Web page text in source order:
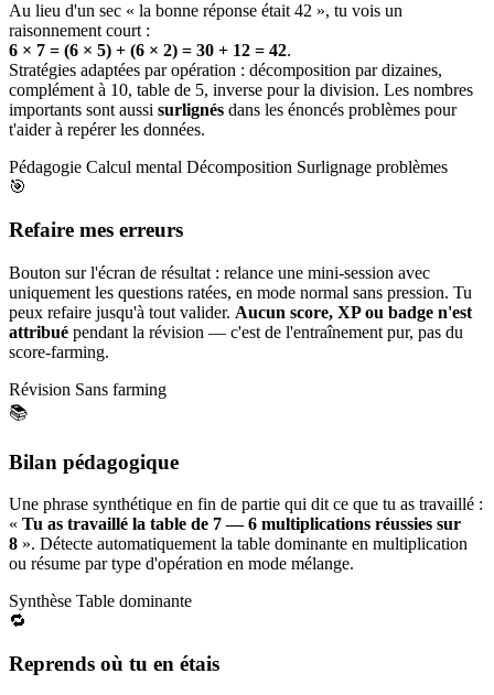
Au lieu d'un sec « la bonne réponse était 42 », tu vois un
raisonnement court :
6 × 7 = (6 × 5) + (6 × 2) = 30 + 12 = 42.
Stratégies adaptées par opération : décomposition par dizaines,
complément à 10, table de 5, inverse pour la division. Les nombres
importants sont aussi surlignés dans les énoncés problèmes pour
t'aider à repérer les données.
Pédagogie Calcul mental Décomposition Surlignage problèmes
🎯
Refaire mes erreurs
Bouton sur l'écran de résultat : relance une mini-session avec
uniquement les questions ratées, en mode normal sans pression. Tu
peux refaire jusqu'à tout valider. Aucun score, XP ou badge n'est
attribué pendant la révision — c'est de l'entraînement pur, pas du
score-farming.
Révision Sans farming
📚
Bilan pédagogique
Une phrase synthétique en fin de partie qui dit ce que tu as travaillé :
« Tu as travaillé la table de 7 — 6 multiplications réussies sur
8 ». Détecte automatiquement la table dominante en multiplication
ou résume par type d'opération en mode mélange.
Synthèse Table dominante
🔁
Reprends où tu en étais